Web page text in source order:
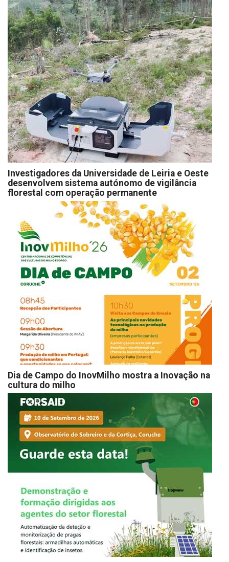
Investigadores da Universidade de Leiria e Oeste
desenvolvem sistema autónomo de vigilância
florestal com operação permanente
Dia de Campo do InovMilho mostra a Inovação na
cultura do milho